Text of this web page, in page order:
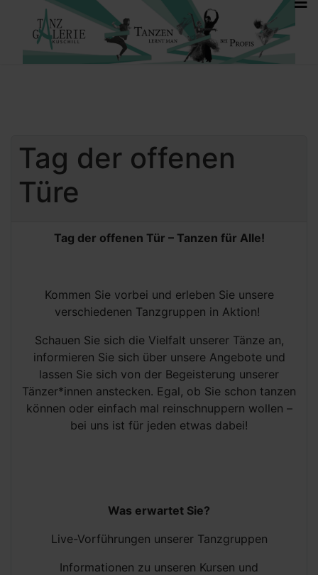
Tag der offenen
Türe
Tag der offenen Tür – Tanzen für Alle!
Kommen Sie vorbei und erleben Sie unsere
verschiedenen Tanzgruppen in Aktion!
Schauen Sie sich die Vielfalt unserer Tänze an,
informieren Sie sich über unsere Angebote und
lassen Sie sich von der Begeisterung unserer
Tänzer*innen anstecken. Egal, ob Sie schon tanzen
können oder einfach mal reinschnuppern wollen –
bei uns ist für jeden etwas dabei!
Was erwartet Sie?
Live-Vorführungen unserer Tanzgruppen
Informationen zu unseren Kursen und